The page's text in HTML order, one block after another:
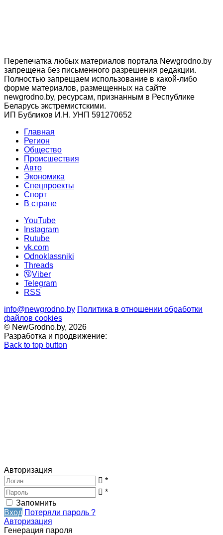
Перепечатка любых материалов портала Newgrodno.by
запрещена без письменного разрешения редакции.
Полностью запрещаем использование в какой-либо
форме материалов, размещенных на сайте
newgrodno.by, ресурсам, признанным в Республике
Беларусь экстремистскими.
ИП Бубликов И.Н. УНП 591270652
Главная
Регион
Общество
Происшествия
Авто
Экономика
Спецпроекты
Cпорт
В стране
YouTube
Instagram
Rutube
vk.com
Odnoklassniki
Threads
Viber
Telegram
RSS
info@newgrodno.by Политика в отношении обработки
файлов cookies
© NewGrodno.by, 2026
Разработка и продвижение:
Back to top button
Авторизация
*
*
Запомнить
Вход Потеряли пароль ?
Авторизация
Генерация пароля